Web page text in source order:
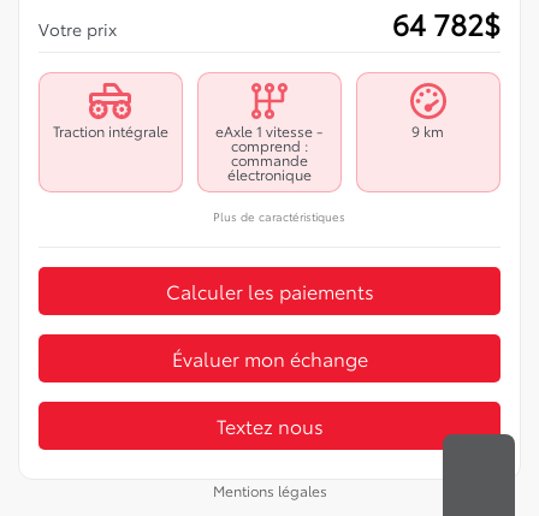
Votre prix 64 782$
Traction intégrale eAxle 1 vitesse -
comprend :
commande
électronique
9 km
Plus de caractéristiques
Calculer les paiements
Évaluer mon échange
Textez nous
Mentions légales